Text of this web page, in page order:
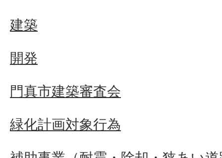
建築
開発
門真市建築審査会
緑化計画対象行為